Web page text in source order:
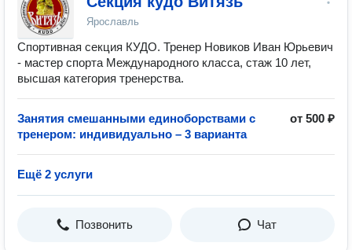
Ярославль
Спортивная секция КУДО. Тренер Новиков Иван Юрьевич
- мастер спорта Международного класса, стаж 10 лет,
высшая категория тренерства.
Занятия смешанными единоборствами с
тренером: индивидуально – 3 варианта
от 500 ₽
Ещё 2 услуги
Позвонить Чат